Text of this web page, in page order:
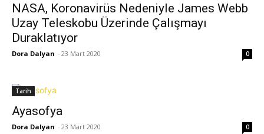
NASA, Koronavirüs Nedeniyle James Webb
Uzay Teleskobu Üzerinde Çalışmayı
Duraklatıyor
Dora Dalyan - 23 Mart 2020 0
Tarih
Ayasofya
Dora Dalyan - 23 Mart 2020 0